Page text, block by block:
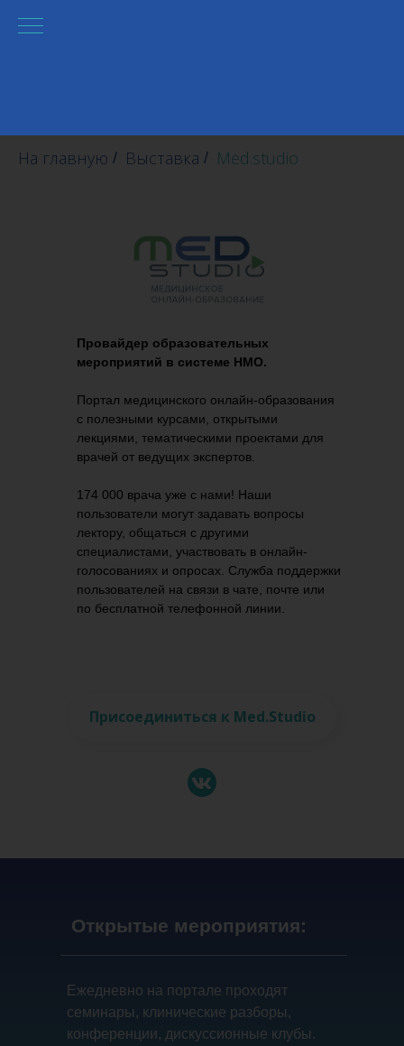
На главную / Выставка / Med.studio
Провайдер образовательных
мероприятий в системе НМО.
Присоединиться к Med.Studio
Портал медицинского онлайн-образования
с полезными курсами, открытыми
лекциями, тематическими проектами для
врачей от ведущих экспертов.
174 000 врача уже с нами! Наши
пользователи могут задавать вопросы
лектору, общаться с другими
специалистами, участвовать в онлайн-
голосованиях и опросах. Служба поддержки
пользователей на связи в чате, почте или
по бесплатной телефонной линии.
Открытые мероприятия:
Ежедневно на портале проходят
семинары, клинические разборы,
конференции, дискуссионные клубы.